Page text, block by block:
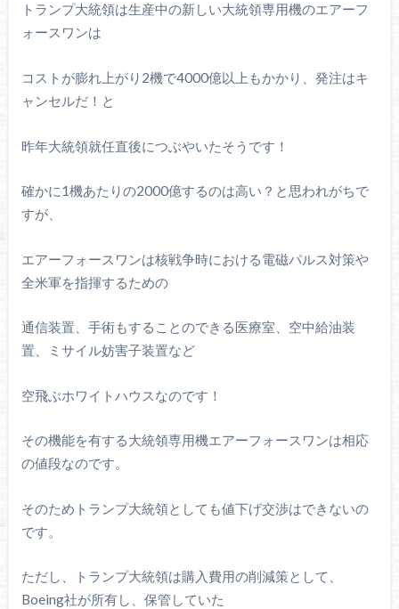
トランプ大統領は生産中の新しい大統領専用機のエアーフ
ォースワンは
コストが膨れ上がり2機で4000億以上もかかり、発注はキ
ャンセルだ！と
昨年大統領就任直後につぶやいたそうです！
確かに1機あたりの2000億するのは高い？と思われがちで
すが、
エアーフォースワンは核戦争時における電磁パルス対策や
全米軍を指揮するための
通信装置、手術もすることのできる医療室、空中給油装
置、ミサイル妨害子装置など
空飛ぶホワイトハウスなのです！
その機能を有する大統領専用機エアーフォースワンは相応
の値段なのです。
そのためトランプ大統領としても値下げ交渉はできないの
です。
ただし、トランプ大統領は購入費用の削減策として、
Boeing社が所有し、保管していた